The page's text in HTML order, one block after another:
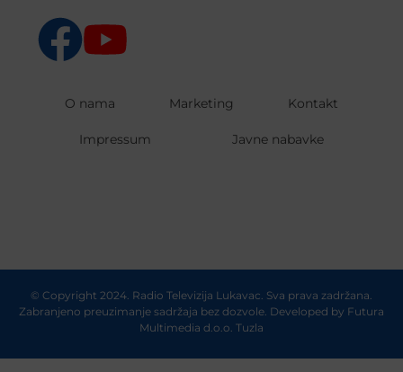
O nama Marketing Kontakt
Impressum Javne nabavke
© Copyright 2024. Radio Televizija Lukavac. Sva prava zadržana.
Zabranjeno preuzimanje sadržaja bez dozvole. Developed by Futura
Multimedia d.o.o. Tuzla